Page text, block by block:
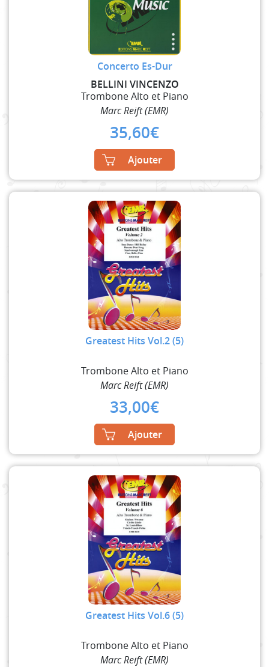
Concerto Es-Dur
BELLINI VINCENZO
Trombone Alto et Piano
Marc Reift (EMR)
35,60€
Ajouter
Greatest Hits Vol.2 (5)
Trombone Alto et Piano
Marc Reift (EMR)
33,00€
Ajouter
Greatest Hits Vol.6 (5)
Trombone Alto et Piano
Marc Reift (EMR)